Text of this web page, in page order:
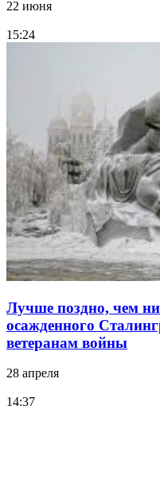
22 июня
15:24
Лучше поздно, чем
осажденного
ветеранам войны
28 апреля
14:37